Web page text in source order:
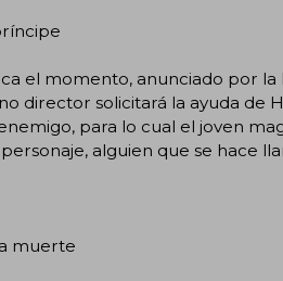
el momento, anunciado por
director solicitará la ayuda de
para lo cual el joven
alguien que se hace
muerte